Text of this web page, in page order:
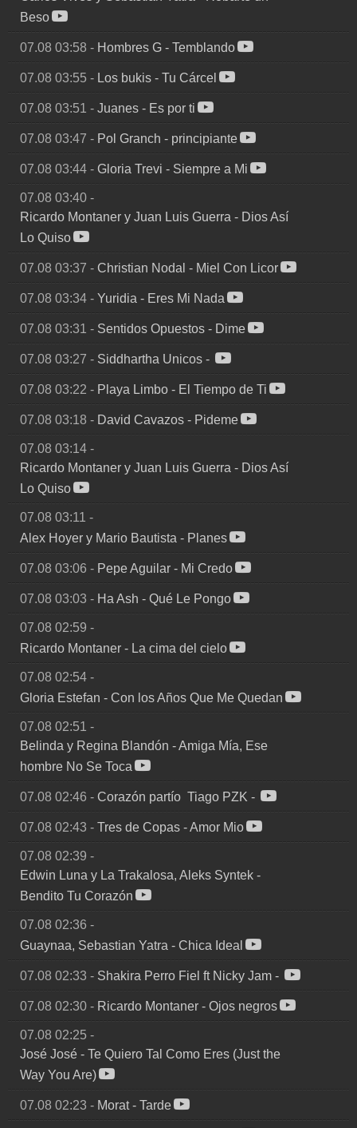
Beso
07.08 03:58 - Hombres G - Temblando
07.08 03:55 - Los bukis - Tu Cárcel
07.08 03:51 - Juanes - Es por ti
07.08 03:47 - Pol Granch - principiante
07.08 03:44 - Gloria Trevi - Siempre a Mi
07.08 03:40 -
Ricardo Montaner y Juan Luis Guerra - Dios Así
Lo Quiso
07.08 03:37 - Christian Nodal - Miel Con Licor
07.08 03:34 - Yuridia - Eres Mi Nada
07.08 03:31 - Sentidos Opuestos - Dime
07.08 03:27 - Siddhartha Unicos -
07.08 03:22 - Playa Limbo - El Tiempo de Ti
07.08 03:18 - David Cavazos - Pideme
07.08 03:14 -
Ricardo Montaner y Juan Luis Guerra - Dios Así
Lo Quiso
07.08 03:11 -
Alex Hoyer y Mario Bautista - Planes
07.08 03:06 - Pepe Aguilar - Mi Credo
07.08 03:03 - Ha Ash - Qué Le Pongo
07.08 02:59 -
Ricardo Montaner - La cima del cielo
07.08 02:54 -
Gloria Estefan - Con los Años Que Me Quedan
07.08 02:51 -
Belinda y Regina Blandón -Amiga Mía, Ese
hombre No Se Toca
07.08 02:46 - Corazón partío  Tiago PZK -
07.08 02:43 - Tres de Copas -Amor Mio
07.08 02:39 -
Edwin Luna y La Trakalosa, Aleks Syntek -
Bendito Tu Corazón
07.08 02:36 -
Guaynaa, Sebastian Yatra - Chica Ideal
07.08 02:33 - Shakira Perro Fiel ft Nicky Jam -
07.08 02:30 - Ricardo Montaner - Ojos negros
07.08 02:25 -
José José - Te Quiero Tal Como Eres (Just the
Way You Are)
07.08 02:23 - Morat- Tarde